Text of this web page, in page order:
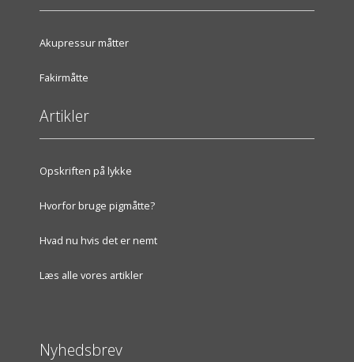
Akupressur måtter
Fakirmåtte
Artikler
Opskriften på lykke
Hvorfor bruge pigmåtte?
Hvad nu hvis det er nemt
Læs alle vores artikler
Nyhedsbrev